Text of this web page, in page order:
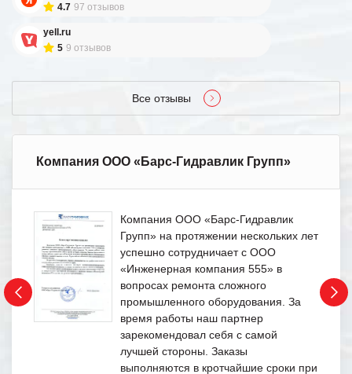
4.7 97 отзывов
yell.ru
5 9 отзывов
Все отзывы
Компания ООО «Барс-Гидравлик Групп»
Компания ООО «Барс-Гидравлик
Групп» на протяжении нескольких лет
успешно сотрудничает с ООО
«Инженерная компания 555» в
вопросах ремонта сложного
промышленного оборудования. За
время работы наш партнер
зарекомендовал себя с самой
лучшей стороны. Заказы
выполняются в кротчайшие сроки при